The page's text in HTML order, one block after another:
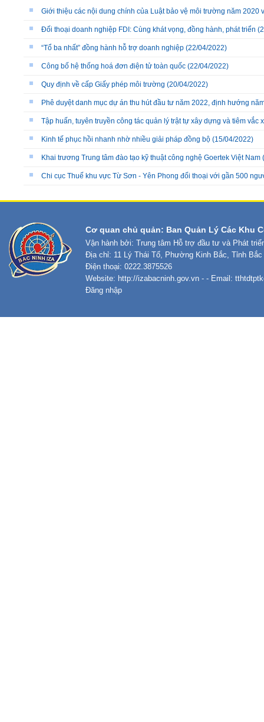
Giới thiệu các nội dung chính của Luật bảo vệ môi trường năm 2020
Đối thoại doanh nghiệp FDI: Cùng khát vọng, đồng hành, phát triển
“Tổ ba nhất” đồng hành hỗ trợ doanh nghiệp (22/04/2022)
Công bố hệ thống hoá đơn điện tử toàn quốc (22/04/2022)
Quy định về cấp Giấy phép môi trường (20/04/2022)
Phê duyệt danh mục dự án thu hút đầu tư năm 2022, định hướng
Tập huấn, tuyên truyền công tác quản lý trật tự xây dựng và tiêm
Kinh tế phục hồi nhanh nhờ nhiều giải pháp đồng bộ (15/04/2022)
Khai trương Trung tâm đào tạo kỹ thuật công nghệ Goertek Việt Nam
Chi cục Thuế khu vực Từ Sơn - Yên Phong đối thoại với gần 500
Cơ quan chủ quản: Ban Quản Lý Các Khu
Vận hành bởi: Trung tâm Hỗ trợ đầu tư và Phát
Địa chỉ: 11 Lý Thái Tổ, Phường Kinh Bắc, Tỉnh Bắc
Điện thoại: 0222.3875526
Website: http://izabacninh.gov.vn - - Email:
Đăng nhập